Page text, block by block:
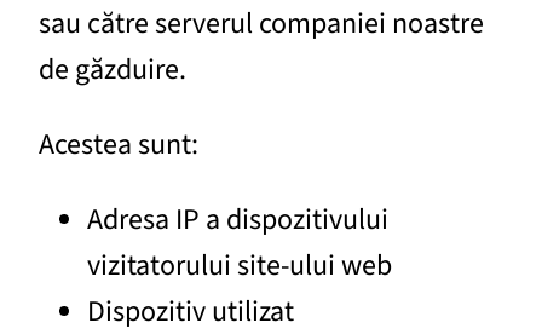
sau către serverul companiei noastre
de găzduire.
Acestea sunt:
Adresa IP a dispozitivului
vizitatorului site-ului web
Dispozitiv utilizat